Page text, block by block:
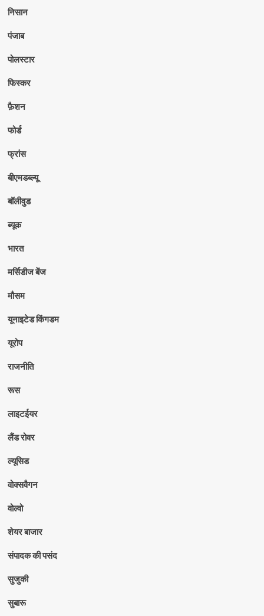
निसान
पंजाब
पोलस्टार
फिस्कर
फ़ैशन
फोर्ड
फ्रांस
बीएमडब्ल्यू
बॉलीवुड
ब्यूक
भारत
मर्सिडीज बेंज
मौसम
यूनाइटेड किंगडम
यूरोप
राजनीति
रूस
लाइटईयर
लैंड रोवर
ल्यूसिड
वोक्सवैगन
वोल्वो
शेयर बाजार
संपादक की पसंद
सुजुकी
सुबारू